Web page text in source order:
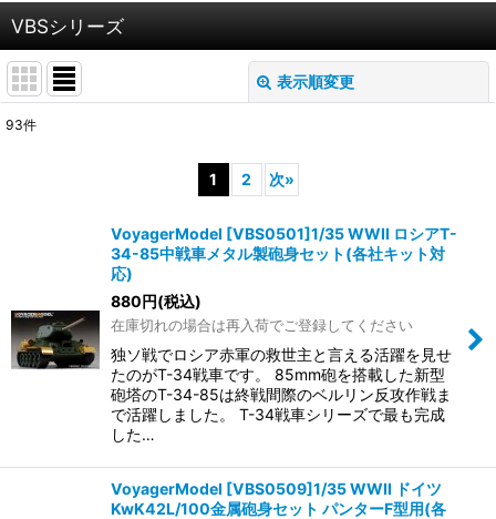
VBSシリーズ
表示順変更
93件
1 2 次»
VoyagerModel [VBS0501]1/35 WWII ロシアT-
34-85中戦車メタル製砲身セット(各社キット対
応)
880円(税込)
在庫切れの場合は再入荷でご登録してください
独ソ戦でロシア赤軍の救世主と言える活躍を見せ
たのがT-34戦車です。 85mm砲を搭載した新型
砲塔のT-34-85は終戦間際のベルリン反攻作戦ま
で活躍しました。 T-34戦車シリーズで最も完成
した…
VoyagerModel [VBS0509]1/35 WWII ドイツ
KwK42L/100金属砲身セット パンターF型用(各